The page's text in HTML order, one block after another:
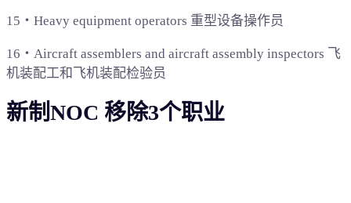
15‧Heavy equipment operators 重型设备操作员
16‧Aircraft assemblers and aircraft assembly inspectors 飞
机装配工和飞机装配检验员
新制NOC 移除3个职业